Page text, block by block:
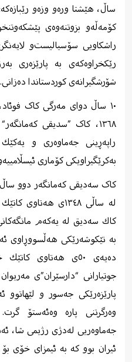
ساڵ، هێشتا ورە‌و وزە‌و
كۆمەڵە‌و بزوتنەوەی
راشكاویی سۆسیالیست‌و
رێكخراوەكەی بە پارێزەری
شۆرشگیرانەی كوردستاندا دەزانی.
١٣٦٨، کاک ”سدیقی
راپەڕینی جەماوەری و
بەکرێگیراویکی کۆماری
کاک سه‌دیقی كه‌مانگه‌ر دوو
له‌ ساڵی ١٣٤٨ی
كاك سه‌دیق له‌ یه‌كه‌م
به‌ تێكوشه‌رێكی هه‌ڵسووڕاوی
ده‌یه‌ی ٥٠ی هه‌تاوی
جوتیارانی “دارسێران”ی
پارێزه‌رێكی جه‌سور و لێهاتوو
وەرگرتنی پارە وه‌ئه‌ستۆ
جه‌ماوه‌ریی له‌دژی رژیمی شا،
ئیران بوو كه‌ به‌ ئیمزای خۆی بۆ